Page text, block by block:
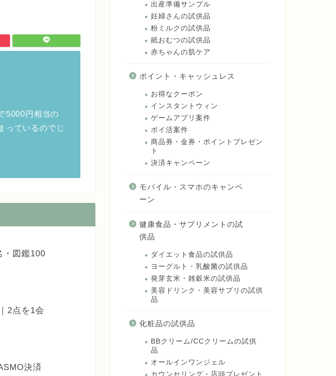
5000円相当の
っているのでじ
・図鑑100
2点を1会
決済
出産準備サンプル
妊婦さんの試供品
粉ミルクの試供品
紙おむつの試供品
赤ちゃんの肌ケア
ポイント・キャッシュレス
お得なクーポン
インスタントウィン
ゲームアプリ案件
ポイ活案件
商品券・金券・ポイントプレゼン
ト
決済キャンペーン
モバイル・スマホのキャンペ
ーン
健康食品・サプリメントの試
供品
ダイエット食品の試供品
ヨーグルト・乳酸菌の試供品
発芽玄米・雑穀米の試供品
美容ドリンク・美容サプリの試供
品
化粧品の試供品
BBクリーム/CCクリームの試供
品
オールインワンジェル
カウンセリング・店頭プレゼント